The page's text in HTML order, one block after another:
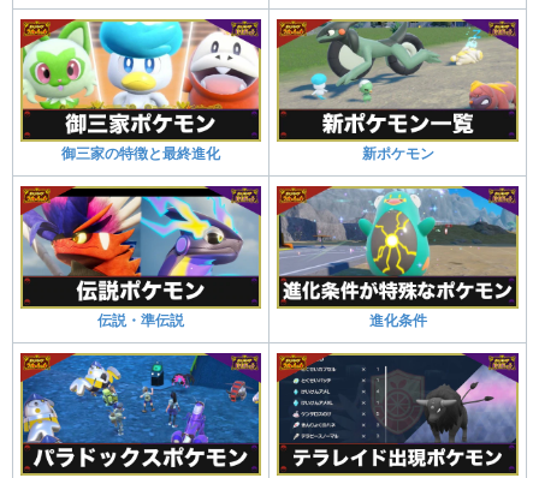
御三家の特徴と最終進化 新ポケモン
伝説・準伝説 進化条件